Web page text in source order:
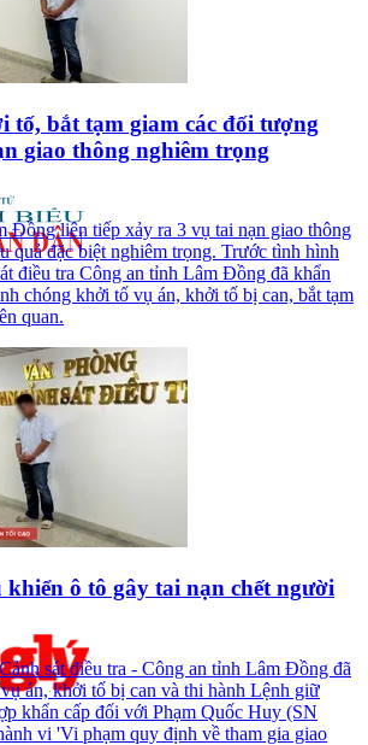
bắt tạm giam các đối tượng
giao thông nghiêm trọng
Đồng liên tiếp xảy ra 3 vụ tai nạn giao thông
quả đặc biệt nghiêm trọng. Trước tình hình
điều tra Công an tỉnh Lâm Đồng đã khẩn
chóng khởi tố vụ án, khởi tố bị can, bắt tạm
quan.
ô tô gây tai nạn chết người
sát điều tra - Công an tỉnh Lâm Đồng đã
án, khởi tố bị can và thi hành Lệnh giữ
khẩn cấp đối với Phạm Quốc Huy (SN
vi 'Vi phạm quy định về tham gia giao